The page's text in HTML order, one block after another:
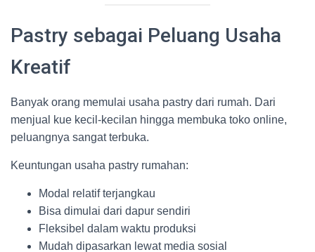
Pastry sebagai Peluang Usaha
Kreatif
Banyak orang memulai usaha pastry dari rumah. Dari
menjual kue kecil-kecilan hingga membuka toko online,
peluangnya sangat terbuka.
Keuntungan usaha pastry rumahan:
Modal relatif terjangkau
Bisa dimulai dari dapur sendiri
Fleksibel dalam waktu produksi
Mudah dipasarkan lewat media sosial